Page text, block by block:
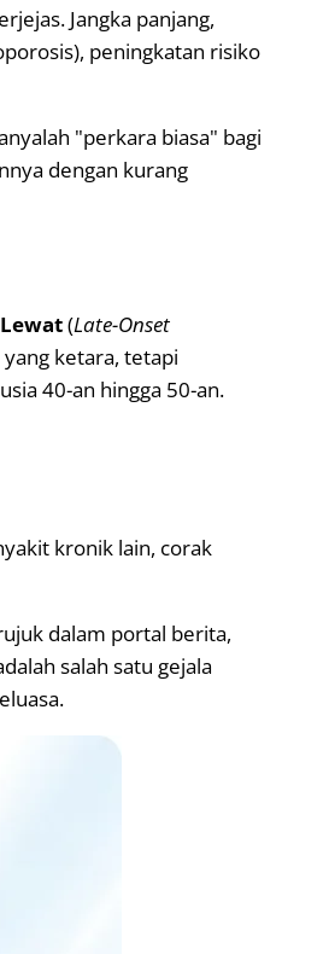
Jangka panjang,
peningkatan risiko
"perkara biasa" bagi
dengan kurang
(Late-Onset
ketara, tetapi
40-an hingga 50-an.
kronik lain, corak
dalam portal berita,
salah satu gejala